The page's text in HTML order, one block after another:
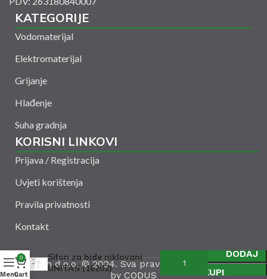
KATEGORIJE
Vodomaterijal
Elektromaterijal
Grijanje
Hlađenje
Suha gradnja
KORISNI LINKOVI
Prijava / Registracija
Uvjeti korištenja
Pravila privatnosti
Kontakt
Amelšeh d.o.o. © 2024. Sva prava zadržana. Powered
by CODUS
Sifon za bide niklovani
UNITAS (16202)
DODAJ
KUPI
Menu
0
Cart